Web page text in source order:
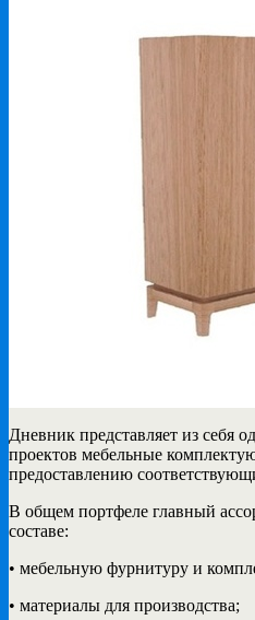
Дневник представляет из себя
проектов мебельные
предоставлению
В общем портфеле главный
составе:
• мебельную фурнитуру и
• материалы для производства;